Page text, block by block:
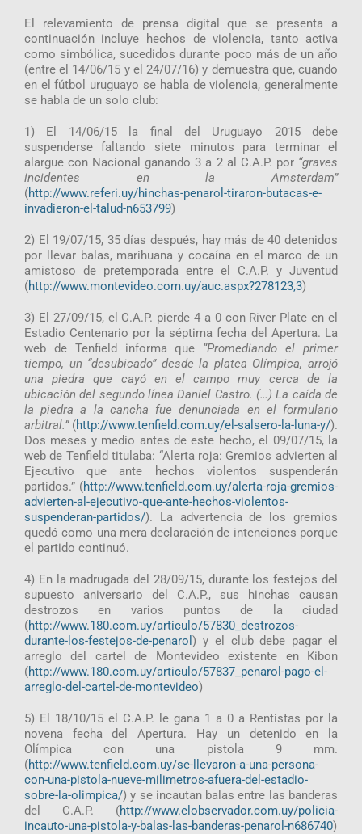
El relevamiento de prensa digital que se presenta a
continuación incluye hechos de violencia, tanto activa
como simbólica, sucedidos durante poco más de un año
(entre el 14/06/15 y el 24/07/16) y demuestra que, cuando
en el fútbol uruguayo se habla de violencia, generalmente
se habla de un solo club:
1) El 14/06/15 la final del Uruguayo 2015 debe
suspenderse faltando siete minutos para terminar el
alargue con Nacional ganando 3 a 2 al C.A.P. por “graves
incidentes en la Amsterdam”
(http://www.referi.uy/hinchas-penarol-tiraron-butacas-e-
invadieron-el-talud-n653799)
2) El 19/07/15, 35 días después, hay más de 40 detenidos
por llevar balas, marihuana y cocaína en el marco de un
amistoso de pretemporada entre el C.A.P. y Juventud
(http://www.montevideo.com.uy/auc.aspx?278123,3)
3) El 27/09/15, el C.A.P. pierde 4 a 0 con River Plate en el
Estadio Centenario por la séptima fecha del Apertura. La
web de Tenfield informa que “Promediando el primer
tiempo, un “desubicado” desde la platea Olímpica, arrojó
una piedra que cayó en el campo muy cerca de la
ubicación del segundo línea Daniel Castro. (…) La caída de
la piedra a la cancha fue denunciada en el formulario
arbitral.”(http://www.tenfield.com.uy/el-salsero-la-luna-y/).
Dos meses y medio antes de este hecho, el 09/07/15, la
web de Tenfield titulaba: “Alerta roja: Gremios advierten al
Ejecutivo que ante hechos violentos suspenderán
partidos.” (http://www.tenfield.com.uy/alerta-roja-gremios-
advierten-al-ejecutivo-que-ante-hechos-violentos-
suspenderan-partidos/). La advertencia de los gremios
quedó como una mera declaración de intenciones porque
el partido continuó.
4) En la madrugada del 28/09/15, durante los festejos del
supuesto aniversario del C.A.P., sus hinchas causan
destrozos en varios puntos de la ciudad
(http://www.180.com.uy/articulo/57830_destrozos-
durante-los-festejos-de-penarol ) y el club debe pagar el
arreglo del cartel de Montevideo existente en Kibon
(http://www.180.com.uy/articulo/57837_penarol-pago-el-
arreglo-del-cartel-de-montevideo)
5) El 18/10/15 el C.A.P. le gana 1 a 0 a Rentistas por la
novena fecha del Apertura. Hay un detenido en la
Olímpica con una pistola 9 mm.
(http://www.tenfield.com.uy/se-llevaron-a-una-persona-
con-una-pistola-nueve-milimetros-afuera-del-estadio-
sobre-la-olimpica/) y se incautan balas entre las banderas
del C.A.P. (http://www.elobservador.com.uy/policia-
incauto-una-pistola-y-balas-las-banderas-penarol-n686740)